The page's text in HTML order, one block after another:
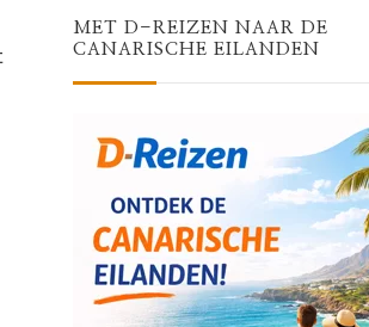
MET D-REIZEN NAAR DE
CANARISCHE EILANDEN